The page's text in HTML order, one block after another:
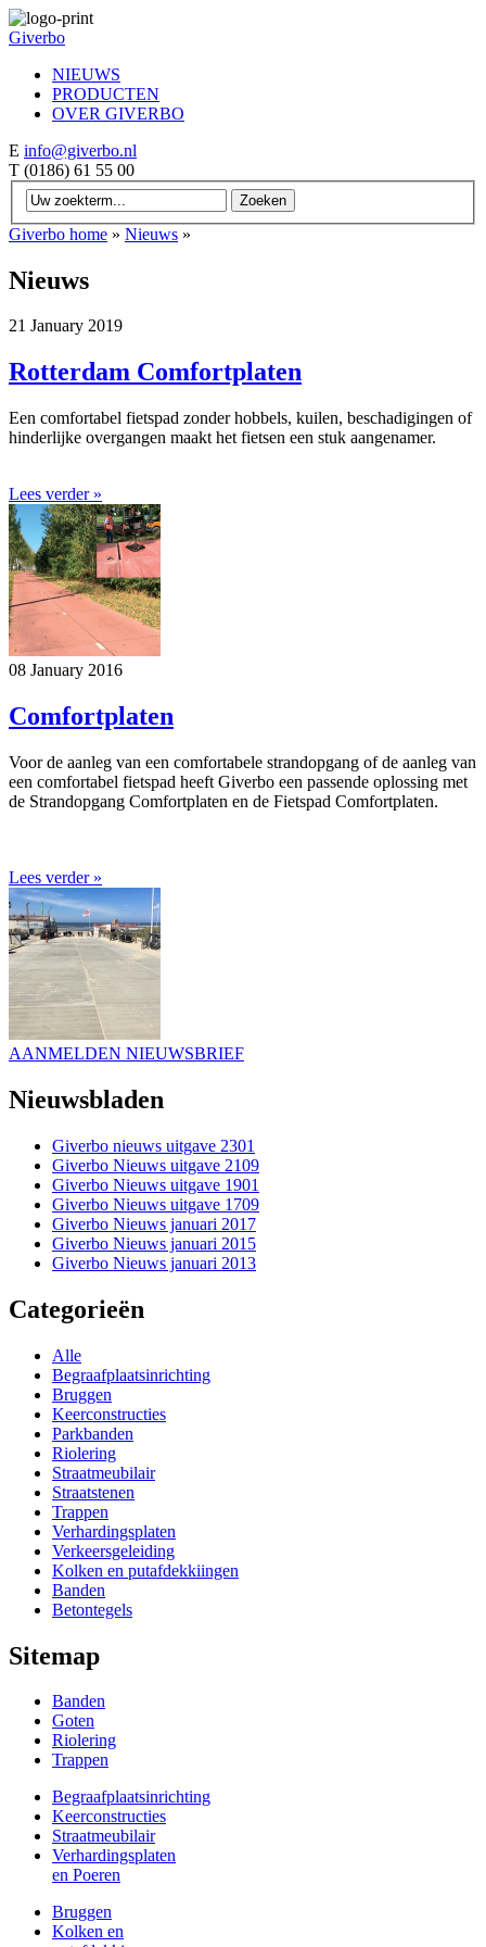
Giverbo
NIEUWS
PRODUCTEN
OVER GIVERBO
E info@giverbo.nl
T (0186) 61 55 00
Giverbo home » Nieuws »
Nieuws
21 January 2019
Rotterdam Comfortplaten
Een comfortabel fietspad zonder hobbels, kuilen, beschadigingen of
hinderlijke overgangen maakt het fietsen een stuk aangenamer.
Lees verder »
08 January 2016
Comfortplaten
Voor de aanleg van een comfortabele strandopgang of de aanleg van
een comfortabel fietspad heeft Giverbo een passende oplossing met
de Strandopgang Comfortplaten en de Fietspad Comfortplaten.
Lees verder »
AANMELDEN NIEUWSBRIEF
Nieuwsbladen
Giverbo nieuws uitgave 2301
Giverbo Nieuws uitgave 2109
Giverbo Nieuws uitgave 1901
Giverbo Nieuws uitgave 1709
Giverbo Nieuws januari 2017
Giverbo Nieuws januari 2015
Giverbo Nieuws januari 2013
Categorieën
Alle
Begraafplaatsinrichting
Bruggen
Keerconstructies
Parkbanden
Riolering
Straatmeubilair
Straatstenen
Trappen
Verhardingsplaten
Verkeersgeleiding
Kolken en putafdekkiingen
Banden
Betontegels
Sitemap
Banden
Goten
Riolering
Trappen
Begraafplaatsinrichting
Keerconstructies
Straatmeubilair
Verhardingsplaten
en Poeren
Bruggen
Kolken en